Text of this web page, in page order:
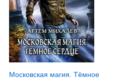
Московская магия. Тёмное